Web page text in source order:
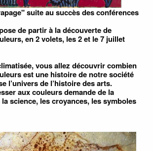
suite au succès des conférences
de partir à la découverte de
en 2 volets, les 2 et le 7 juillet
vous allez découvrir combien
est une histoire de notre société
l’univers de l’histoire des arts.
aux couleurs demande de la
science, les croyances, les symboles